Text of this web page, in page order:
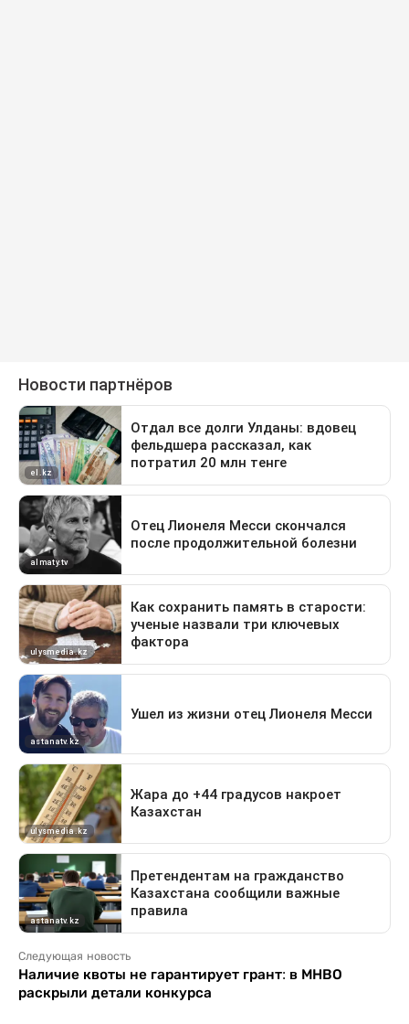
Следующая новость
Наличие квоты не гарантирует грант: в МНВО
раскрыли детали конкурса